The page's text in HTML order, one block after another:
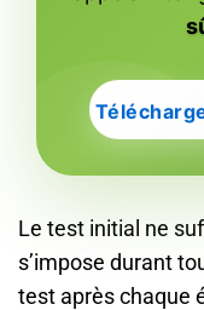
Le test initial ne
s’impose durant
test après chaque